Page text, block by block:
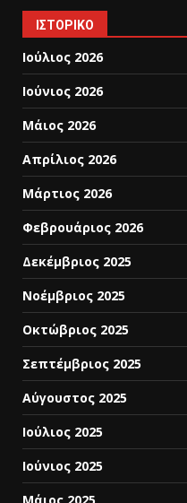
ΙΣΤΟΡΙΚΌ
Ιούλιος 2026
Ιούνιος 2026
Μάιος 2026
Απρίλιος 2026
Μάρτιος 2026
Φεβρουάριος 2026
Δεκέμβριος 2025
Νοέμβριος 2025
Οκτώβριος 2025
Σεπτέμβριος 2025
Αύγουστος 2025
Ιούλιος 2025
Ιούνιος 2025
Μάιος 2025